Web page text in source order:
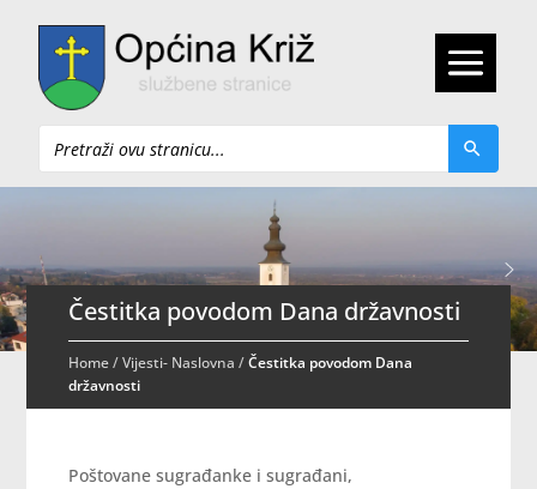
Pretraži
Čestitka povodom Dana državnosti
Home/Vijesti- Naslovna /Čestitka povodom Dana
državnosti
Poštovane sugrađanke i sugrađani,